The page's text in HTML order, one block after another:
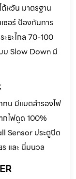
หวัน มาตรฐาน
ซอร์ ป้องกันการ
ยะไกล 70-100
บ Slow Down มี
ทน มีแบตสำรองไฟ
กไฟดูด 100%
Sensor ประตูปิด
และ นิ่มนวล